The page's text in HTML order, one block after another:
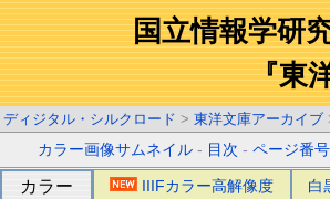
国立情報学研
『東
ディジタル・シルクロード > 東洋文庫アーカイブ
カラー画像サムネイル - 目次 -ページ番号
カラー IIIFカラー高解像度 白